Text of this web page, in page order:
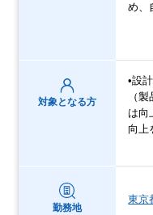
め、
対象となる方
•設
（
は向
向上
勤務地
東京